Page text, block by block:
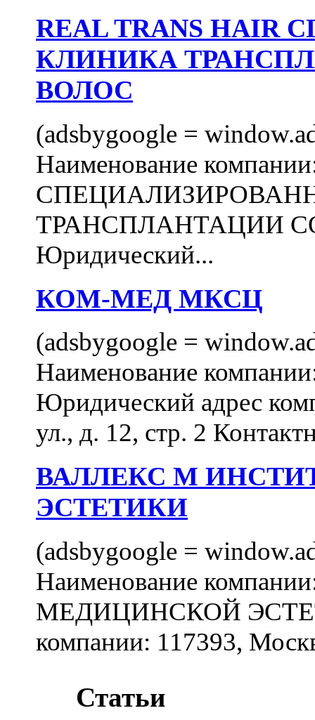
REAL TRANS
КЛИНИКА
ВОЛОС
(adsbygoogle =
Наименование
ТРАНСПЛАНТАЦИИ
Юридический...
КОМ-МЕД МКСЦ
(adsbygoogle =
Наименование
Юридический адрес
ул., д. 12, стр. 2
ВАЛЛЕКС М
ЭСТЕТИКИ
(adsbygoogle =
Наименование
МЕДИЦИНСКОЙ
компании: 117393,
Статьи